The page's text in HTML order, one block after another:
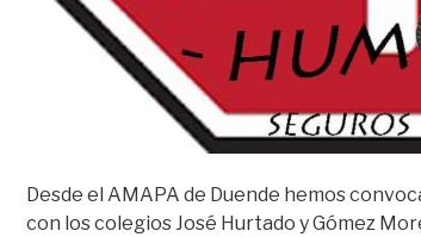
Desde el AMAPA de Duende hemos
con los colegios José Hurtado y Gómez